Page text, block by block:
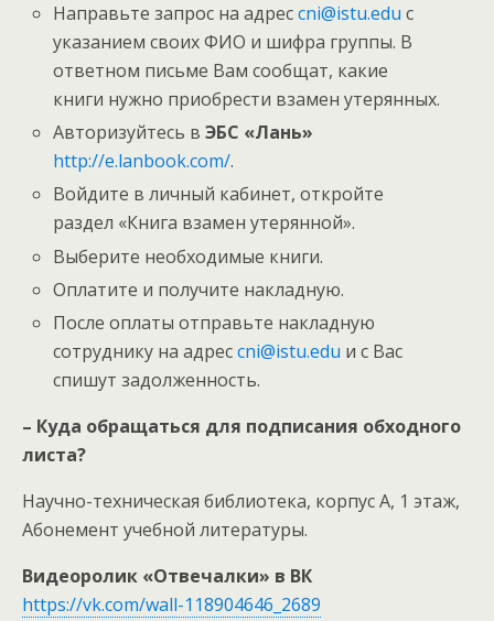
Направьте запрос на адресcni@istu.edu с
указанием своих ФИО и шифра группы. В
ответном письме Вам сообщат, какие
книги нужно приобрести взамен утерянных.
Авторизуйтесь вЭБС «Лань»
http://e.lanbook.com/.
Войдите в личный кабинет, откройте
раздел «Книга взамен утерянной».
Выберите необходимые книги.
Оплатите и получите накладную.
После оплаты отправьте накладную
сотруднику на адресcni@istu.edu и с Вас
спишут задолженность.
– Куда обращаться для подписания обходного
листа?
Научно-техническая библиотека, корпус А, 1 этаж,
Абонемент учебной литературы.
Видеоролик «Отвечалки» в ВК
https://vk.com/wall-118904646_2689